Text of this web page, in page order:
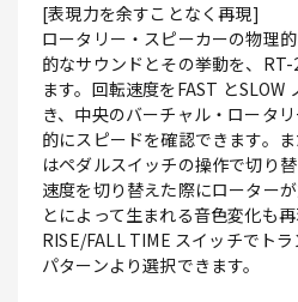
[表現力を余すことなく再現]
ロータリー・スピーカーの物理
的なサウンドとその挙動を、
ます。回転速度をFAST とSLOW
き、中央のバーチャル・ロータ
的にスピードを確認できます。
はペダルスイッチの操作で切り
速度を切り替えた際にローター
とによって生まれる音色変化も
RISE/FALL TIME スイッチでト
パターンより選択できます。